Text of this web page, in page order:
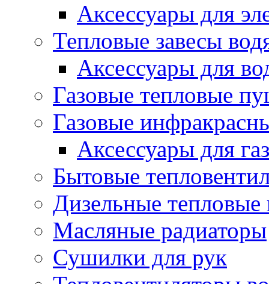
Аксессуары для
Тепловые завесы
Аксессуары для
Газовые тепловые
Газовые
Аксессуары для
Бытовые
Дизельные
Масляные радиаторы
Сушилки для рук